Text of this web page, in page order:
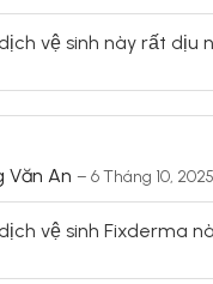
vệ sinh này rất dịu
Văn An– 6 Tháng 10, 2025
vệ sinh Fixderma